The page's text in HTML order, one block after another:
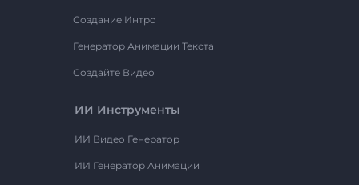
Создание Интро
Генератор Анимации Текста
Создайте Видео
ИИ Инструменты
ИИ Видео Генератор
ИИ Генератор Анимации